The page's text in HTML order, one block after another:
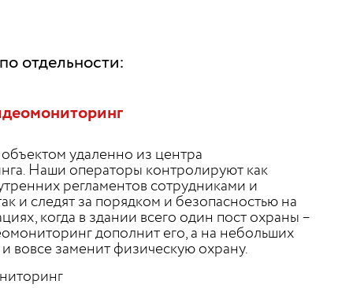
отдельности:
удаленно из центра
Наши операторы контролируют как
регламентов сотрудниками и
и следят за порядком и безопасностью на
когда в здании всего один пост охраны –
дополнит его, а на небольших
и вовсе заменит физическую охрану.